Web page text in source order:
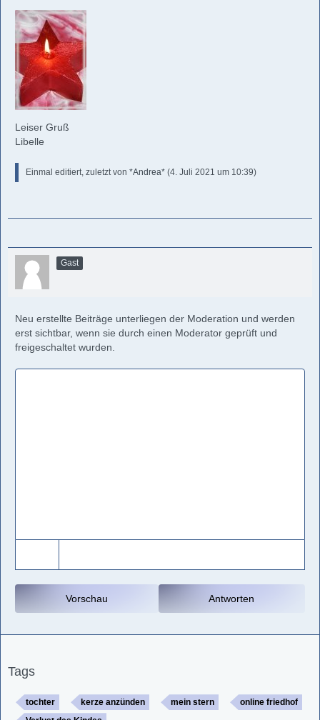
Leiser Gruß
Libelle
Einmal editiert, zuletzt von *Andrea* (4. Juli 2021 um 10:39)
Gast
Neu erstellte Beiträge unterliegen der Moderation und werden
erst sichtbar, wenn sie durch einen Moderator geprüft und
freigeschaltet wurden.
Antworten
Vorschau
Tags
tochter kerze anzünden mein stern
online friedhof